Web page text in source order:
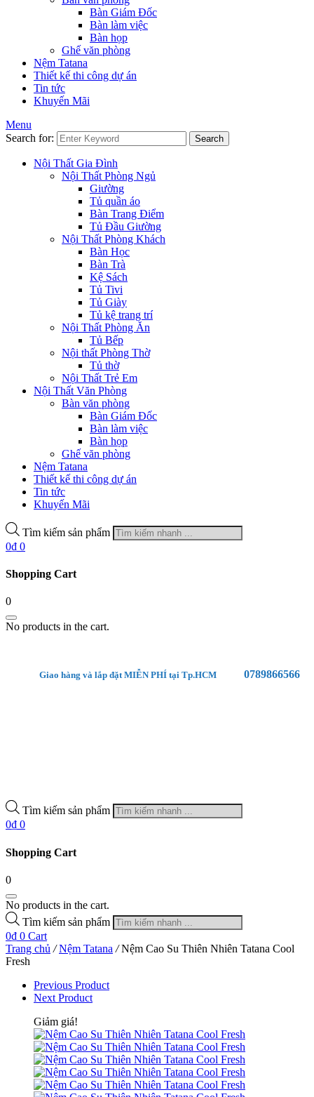
Bàn Giám Đốc
Bàn làm việc
Bàn họp
Ghế văn phòng
Nệm Tatana
Thiết kế thi công dự án
Tin tức
Khuyến Mãi
Menu
Search for:
Search
Nội Thất Gia Đình
Nội Thất Phòng Ngủ
Giường
Tủ quần áo
Bàn Trang Điểm
Tủ Đầu Giường
Nội Thất Phòng Khách
Bàn Học
Bàn Trà
Kệ Sách
Tủ Tivi
Tủ Giày
Tủ kệ trang trí
Nội Thất Phòng Ăn
Tủ Bếp
Nội thất Phòng Thờ
Tủ thờ
Nội Thất Trẻ Em
Nội Thất Văn Phòng
Bàn văn phòng
Bàn Giám Đốc
Bàn làm việc
Bàn họp
Ghế văn phòng
Nệm Tatana
Thiết kế thi công dự án
Tin tức
Khuyến Mãi
Tìm kiếm sản phẩm
0₫ 0
Shopping Cart
0
No products in the cart.
Giao hàng và lắp đặt MIỄN PHÍ tại Tp.HCM 0789866566
Tìm kiếm sản phẩm
0₫ 0
Shopping Cart
0
No products in the cart.
Tìm kiếm sản phẩm
0₫ 0 Cart
Trang chủ / Nệm Tatana /Nệm Cao Su Thiên Nhiên Tatana Cool
Fresh
Previous Product
Next Product
Giảm giá!